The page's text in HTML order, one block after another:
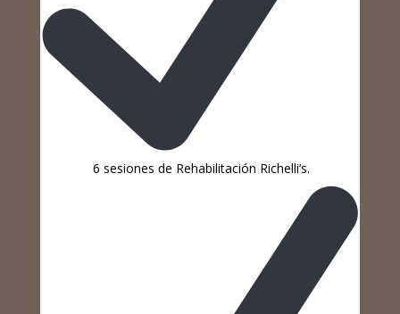
6 sesiones de Rehabilitación Richelli’s.